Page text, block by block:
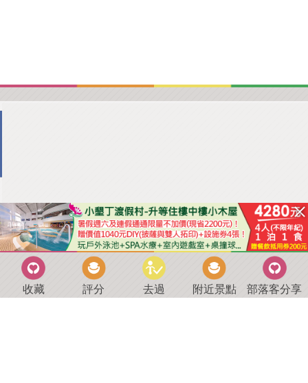
收藏 評分 去過 附近景點 部落客分享